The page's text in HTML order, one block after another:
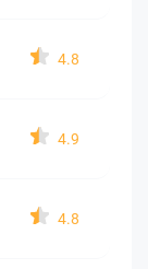
4.8
4.9
4.8